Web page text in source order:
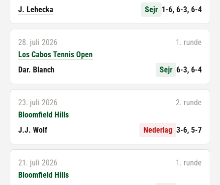
J. Lehecka
Sejr 1-6, 6-3, 6-4
28. juli 2026
1. runde
Los Cabos Tennis Open
Dar. Blanch
Sejr 6-3, 6-4
23. juli 2026
2. runde
Bloomfield Hills
J.J. Wolf
Nederlag 3-6, 5-7
21. juli 2026
1. runde
Bloomfield Hills